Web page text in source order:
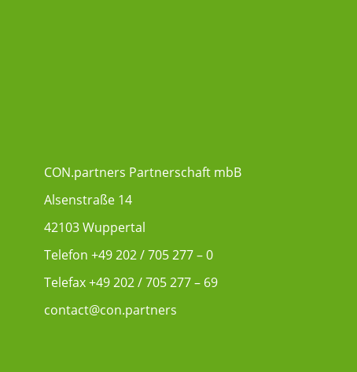
CON.partners Partnerschaft mbB
Alsenstraße 14
42103 Wuppertal
Telefon +49 202 / 705 277 – 0
Telefax +49 202 / 705 277 – 69
contact@con.partners